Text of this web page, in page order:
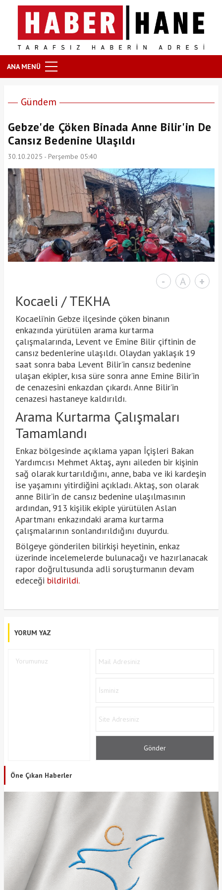
ANA MENÜ
Gündem
Gebze'de Çöken Binada Anne Bilir'in De
Cansız Bedenine Ulaşıldı
30.10.2025 - Perşembe 05:40
- A +
Kocaeli / TEKHA
Kocaeli’nin Gebze ilçesinde çöken binanın
enkazında yürütülen arama kurtarma
çalışmalarında, Levent ve Emine Bilir çiftinin de
cansız bedenlerine ulaşıldı. Olaydan yaklaşık 19
saat sonra baba Levent Bilir’in cansız bedenine
ulaşan ekipler, kısa süre sonra anne Emine Bilir’in
de cenazesini enkazdan çıkardı. Anne Bilir’in
cenazesi hastaneye kaldırıldı.
Arama Kurtarma Çalışmaları
Tamamlandı
Enkaz bölgesinde açıklama yapan İçişleri Bakan
Yardımcısı Mehmet Aktaş, aynı aileden bir kişinin
sağ olarak kurtarıldığını, anne, baba ve iki kardeşin
ise yaşamını yitirdiğini açıkladı. Aktaş, son olarak
anne Bilir’in de cansız bedenine ulaşılmasının
ardından, 913 kişilik ekiple yürütülen Aslan
Apartmanı enkazındaki arama kurtarma
çalışmalarının sonlandırıldığını duyurdu.
Bölgeye gönderilen bilirkişi heyetinin, enkaz
üzerinde incelemelerde bulunacağı ve hazırlanacak
rapor doğrultusunda adli soruşturmanın devam
edeceği bildirildi.
YORUM YAZ
Öne Çıkan Haberler